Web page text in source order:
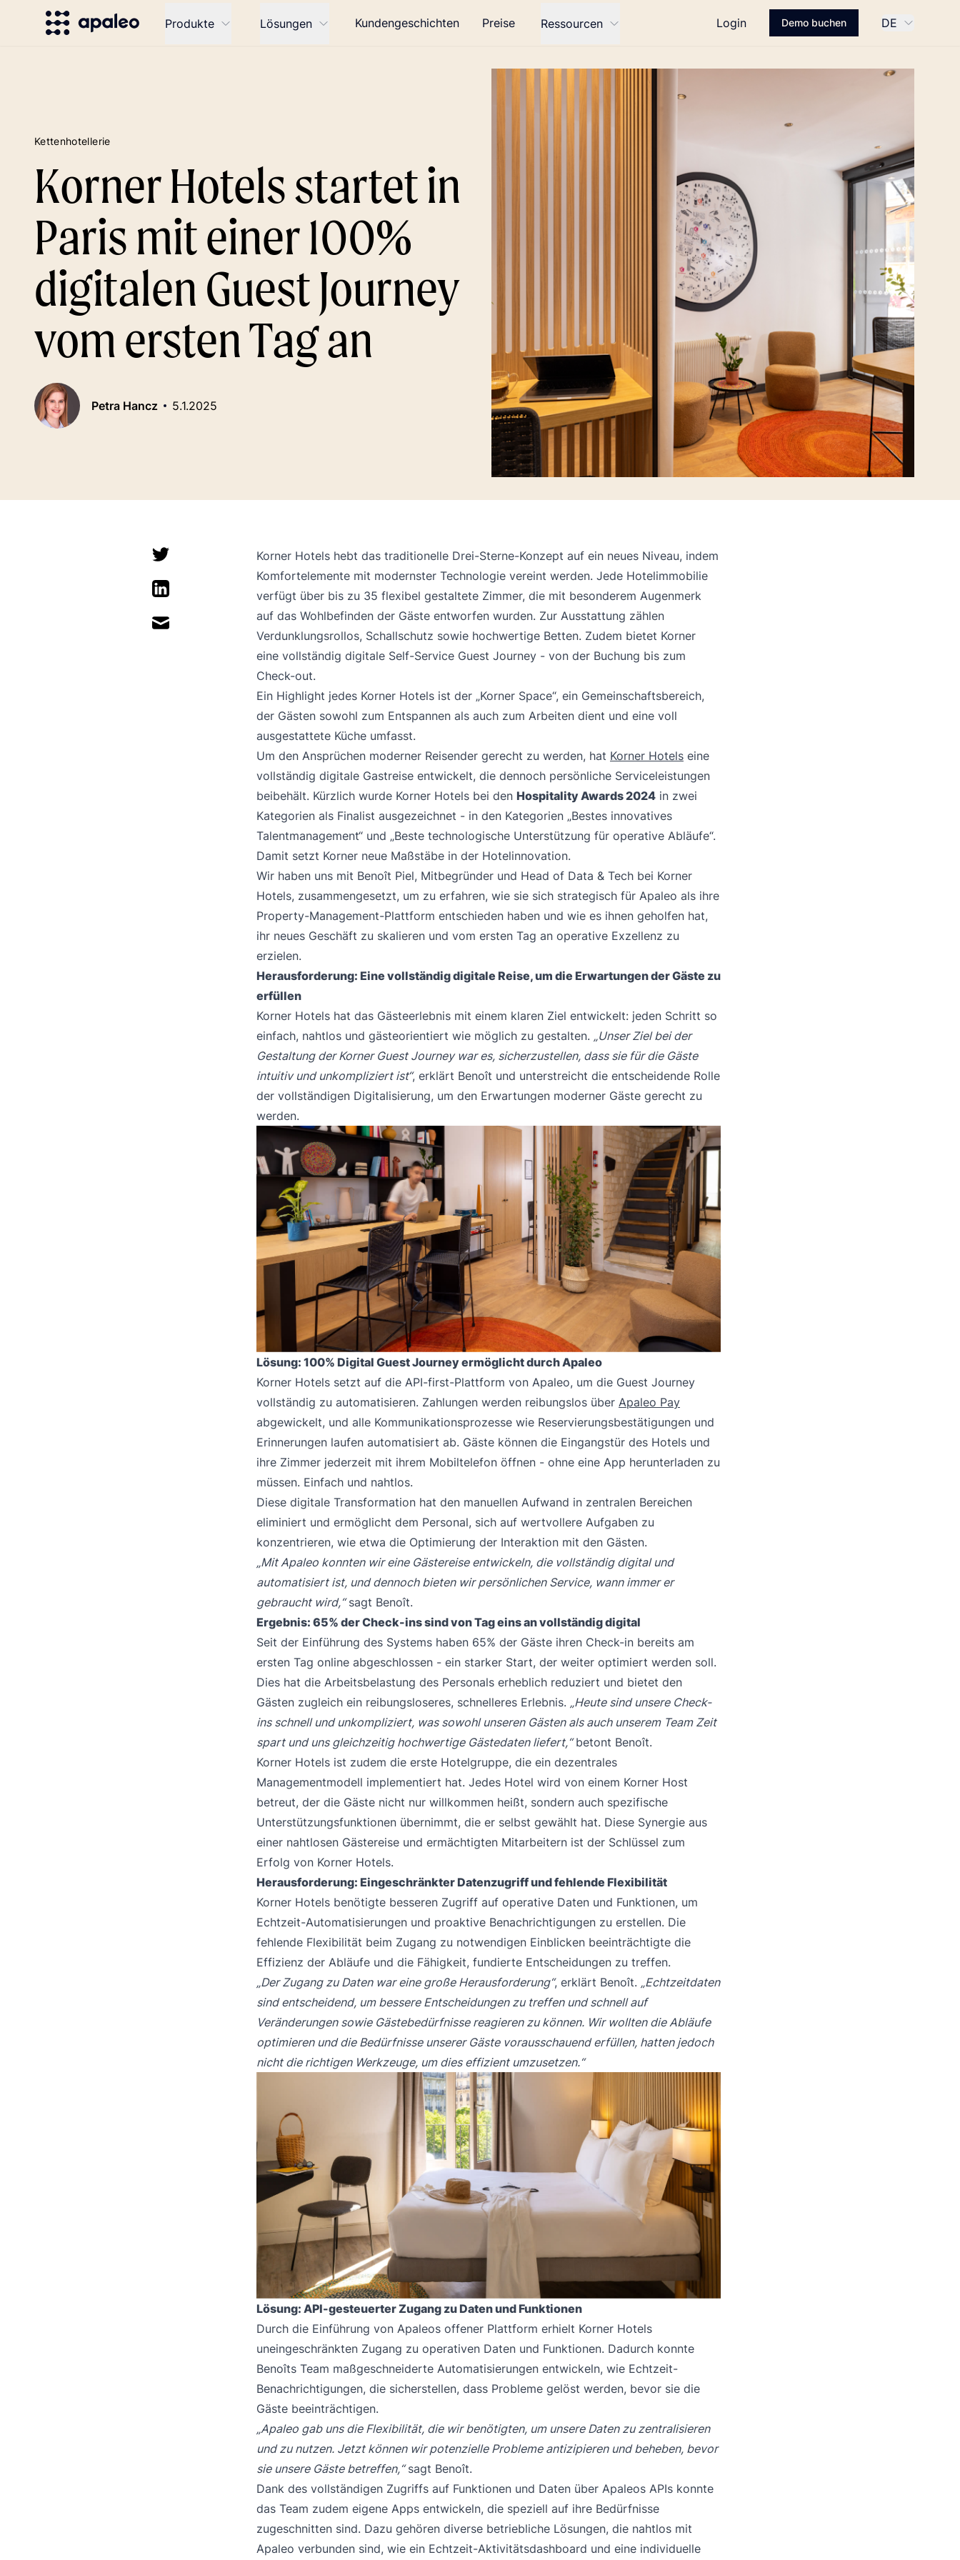
Produkte Lösungen Kundengeschichten Preise Ressourcen Login Demo buchen DE
Kettenhotellerie
Korner Hotels startet in
Paris mit einer 100%
digitalen Guest Journey
vom ersten Tag an
Petra Hancz 5.1.2025
Korner Hotels hebt das traditionelle Drei-Sterne-Konzept auf ein neues Niveau, indem
Komfortelemente mit modernster Technologie vereint werden. Jede Hotelimmobilie
verfügt über bis zu 35 flexibel gestaltete Zimmer, die mit besonderem Augenmerk
auf das Wohlbefinden der Gäste entworfen wurden. Zur Ausstattung zählen
Verdunklungsrollos, Schallschutz sowie hochwertige Betten. Zudem bietet Korner
eine vollständig digitale Self-Service Guest Journey - von der Buchung bis zum
Check-out.
Ein Highlight jedes Korner Hotels ist der „Korner Space“, ein Gemeinschaftsbereich,
der Gästen sowohl zum Entspannen als auch zum Arbeiten dient und eine voll
ausgestattete Küche umfasst.
Um den Ansprüchen moderner Reisender gerecht zu werden, hat Korner Hotelseine
vollständig digitale Gastreise entwickelt, die dennoch persönliche Serviceleistungen
beibehält. Kürzlich wurde Korner Hotels bei den Hospitality Awards 2024in zwei
Kategorien als Finalist ausgezeichnet - in den Kategorien „Bestes innovatives
Talentmanagement“ und „Beste technologische Unterstützung für operative Abläufe“.
Damit setzt Korner neue Maßstäbe in der Hotelinnovation.
Wir haben uns mit Benoît Piel, Mitbegründer und Head of Data & Tech bei Korner
Hotels, zusammengesetzt, um zu erfahren, wie sie sich strategisch für Apaleo als ihre
Property-Management-Plattform entschieden haben und wie es ihnen geholfen hat,
ihr neues Geschäft zu skalieren und vom ersten Tag an operative Exzellenz zu
erzielen.
Herausforderung: Eine vollständig digitale Reise, um die Erwartungen der Gäste zu
erfüllen
Korner Hotels hat das Gästeerlebnis mit einem klaren Ziel entwickelt: jeden Schritt so
einfach, nahtlos und gästeorientiert wie möglich zu gestalten. „Unser Ziel bei der
Gestaltung der Korner Guest Journey war es, sicherzustellen, dass sie für die Gäste
intuitiv und unkompliziert ist“, erklärt Benoît und unterstreicht die entscheidende Rolle
der vollständigen Digitalisierung, um den Erwartungen moderner Gäste gerecht zu
werden.
Lösung: 100% Digital Guest Journey ermöglicht durch Apaleo
Korner Hotels setzt auf die API-first-Plattform von Apaleo, um die Guest Journey
vollständig zu automatisieren. Zahlungen werden reibungslos über Apaleo Pay
abgewickelt, und alle Kommunikationsprozesse wie Reservierungsbestätigungen und
Erinnerungen laufen automatisiert ab. Gäste können die Eingangstür des Hotels und
ihre Zimmer jederzeit mit ihrem Mobiltelefon öffnen - ohne eine App herunterladen zu
müssen. Einfach und nahtlos.
Diese digitale Transformation hat den manuellen Aufwand in zentralen Bereichen
eliminiert und ermöglicht dem Personal, sich auf wertvollere Aufgaben zu
konzentrieren, wie etwa die Optimierung der Interaktion mit den Gästen.
„Mit Apaleo konnten wir eine Gästereise entwickeln, die vollständig digital und
automatisiert ist, und dennoch bieten wir persönlichen Service, wann immer er
gebraucht wird,“sagt Benoît.
Ergebnis: 65% der Check-ins sind von Tag eins an vollständig digital
Seit der Einführung des Systems haben 65% der Gäste ihren Check-in bereits am
ersten Tag online abgeschlossen - ein starker Start, der weiter optimiert werden soll.
Dies hat die Arbeitsbelastung des Personals erheblich reduziert und bietet den
Gästen zugleich ein reibungsloseres, schnelleres Erlebnis. „Heute sind unsere Check-
ins schnell und unkompliziert, was sowohl unseren Gästen als auch unserem Team Zeit
spart und uns gleichzeitig hochwertige Gästedaten liefert,“betont Benoît.
Korner Hotels ist zudem die erste Hotelgruppe, die ein dezentrales
Managementmodell implementiert hat. Jedes Hotel wird von einem Korner Host
betreut, der die Gäste nicht nur willkommen heißt, sondern auch spezifische
Unterstützungsfunktionen übernimmt, die er selbst gewählt hat. Diese Synergie aus
einer nahtlosen Gästereise und ermächtigten Mitarbeitern ist der Schlüssel zum
Erfolg von Korner Hotels.
Herausforderung: Eingeschränkter Datenzugriff und fehlende Flexibilität
Korner Hotels benötigte besseren Zugriff auf operative Daten und Funktionen, um
Echtzeit-Automatisierungen und proaktive Benachrichtigungen zu erstellen. Die
fehlende Flexibilität beim Zugang zu notwendigen Einblicken beeinträchtigte die
Effizienz der Abläufe und die Fähigkeit, fundierte Entscheidungen zu treffen.
„Der Zugang zu Daten war eine große Herausforderung“, erklärt Benoît. „Echtzeitdaten
sind entscheidend, um bessere Entscheidungen zu treffen und schnell auf
Veränderungen sowie Gästebedürfnisse reagieren zu können. Wir wollten die Abläufe
optimieren und die Bedürfnisse unserer Gäste vorausschauend erfüllen, hatten jedoch
nicht die richtigen Werkzeuge, um dies effizient umzusetzen.“
Lösung: API-gesteuerter Zugang zu Daten und Funktionen
Durch die Einführung von Apaleos offener Plattform erhielt Korner Hotels
uneingeschränkten Zugang zu operativen Daten und Funktionen. Dadurch konnte
Benoîts Team maßgeschneiderte Automatisierungen entwickeln, wie Echtzeit-
Benachrichtigungen, die sicherstellen, dass Probleme gelöst werden, bevor sie die
Gäste beeinträchtigen.
„Apaleo gab uns die Flexibilität, die wir benötigten, um unsere Daten zu zentralisieren
und zu nutzen. Jetzt können wir potenzielle Probleme antizipieren und beheben, bevor
sie unsere Gäste betreffen,“sagt Benoît.
Dank des vollständigen Zugriffs auf Funktionen und Daten über Apaleos APIs konnte
das Team zudem eigene Apps entwickeln, die speziell auf ihre Bedürfnisse
zugeschnitten sind. Dazu gehören diverse betriebliche Lösungen, die nahtlos mit
Apaleo verbunden sind, wie ein Echtzeit-Aktivitätsdashboard und eine individuelle